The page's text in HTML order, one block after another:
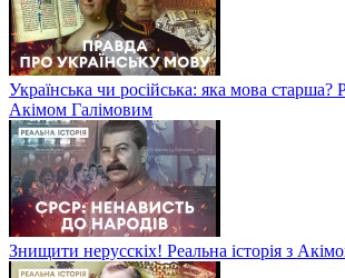
Українська чи російська: яка мова старша?
Акімом Галімовим
Знищити нерусскіх! Реальна історія з